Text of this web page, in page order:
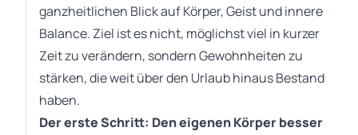
ganzheitlichen Blick auf Körper, Geist und innere
Balance. Ziel ist es nicht, möglichst viel in kurzer
Zeit zu verändern, sondern Gewohnheiten zu
stärken, die weit über den Urlaub hinaus Bestand
haben.
Der erste Schritt: Den eigenen Körper besser